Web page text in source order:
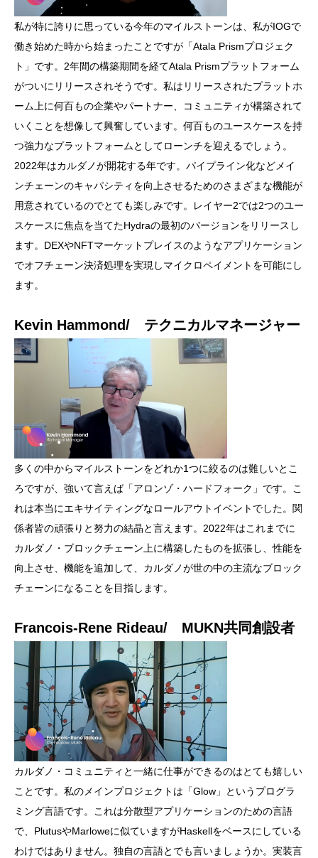
私が特に誇りに思っている今年のマイルストーンは、私がIOGで
働き始めた時から始まったことですが「Atala Prismプロジェク
ト」です。2年間の構築期間を経てAtala Prismプラットフォーム
がついにリリースされそうです。私はリリースされたプラットホ
ーム上に何百もの企業やパートナー、コミュニティが構築されて
いくことを想像して興奮しています。何百ものユースケースを持
つ強力なプラットフォームとしてローンチを迎えるでしょう。
2022年はカルダノが開花する年です。パイプライン化などメイ
ンチェーンのキャパシティを向上させるためのさまざまな機能が
用意されているのでとても楽しみです。レイヤー2では2つのユー
スケースに焦点を当てたHydraの最初のバージョンをリリースし
ます。DEXやNFTマーケットプレイスのようなアプリケーション
でオフチェーン決済処理を実現しマイクロペイメントを可能にし
ます。
Kevin Hammond/ テクニカルマネージャー
多くの中からマイルストーンをどれか1つに絞るのは難しいとこ
ろですが、強いて言えば「アロンゾ・ハードフォーク」です。こ
れは本当にエキサイティングなロールアウトイベントでした。関
係者皆の頑張りと努力の結晶と言えます。2022年はこれまでに
カルダノ・ブロックチェーン上に構築したものを拡張し、性能を
向上させ、機能を追加して、カルダノが世の中の主流なブロック
チェーンになることを目指します。
Francois-Rene Rideau/ MUKN共同創設者
カルダノ・コミュニティと一緒に仕事ができるのはとても嬉しい
ことです。私のメインプロジェクトは「Glow」というプログラ
ミング言語です。これは分散型アプリケーションのための言語
で、PlutusやMarloweに似ていますがHaskellをベースにしている
わけではありません。独自の言語とでも言いましょうか。実装言